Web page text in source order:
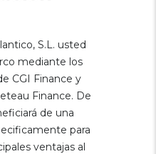
S.L. usted
mediante los
CGI Finance y
Finance. De
de una
para
ventajas al